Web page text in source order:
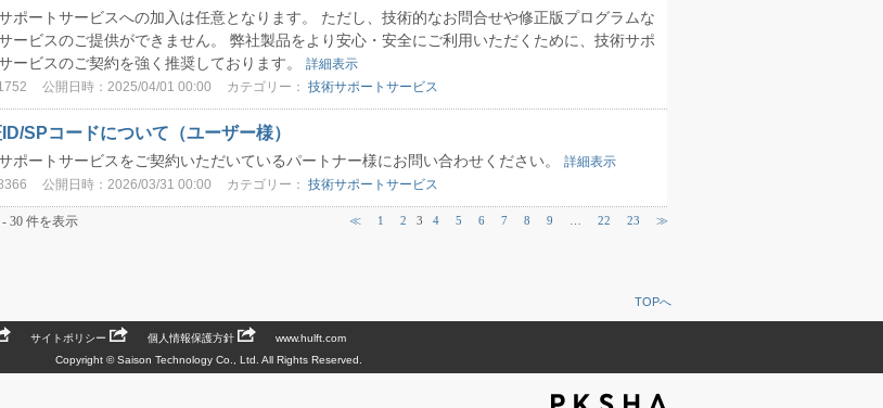
ポートサービスへの加入は任意となります。 ただし、技術的なお問合せや修正版プログラムな
ービスのご提供ができません。 弊社製品をより安心・安全にご利用いただくために、技術サポ
ービスのご契約を強く推奨しております。
詳細表示
公開日時：2025/04/01 00:00 カテゴリー： 技術サポートサービス
SPコードについて（ユーザー様）
ポートサービスをご契約いただいているパートナー様にお問い合わせください。 詳細表示
公開日時：2026/03/31 00:00 カテゴリー： 技術サポートサービス
30 件を表示 ≪ 1 2 3 4 5 6 7 8 9 22 23 ≫
TOPへ
サイトポリシー 個人情報保護方針
www.hulft.com
Copyright © Saison Technology Co., Ltd. All Rights Reserved.